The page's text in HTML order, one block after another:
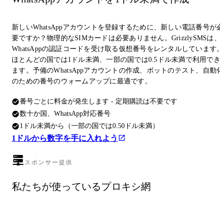
新しいWhatsAppアカウントを登録するために、新しい電話番号が
要ですか？物理的なSIMカードは必要ありません。GrizzlySMSは
WhatsAppの認証コードを受け取る仮想番号をレンタルしています
ほとんどの国では1ドル未満、一部の国では0.5ドル未満で利用でき
ます。予備のWhatsAppアカウントの作成、ボットのテスト、自動
のための番号のウォームアップに最適です。
番号ごとに料金が発生します - 定期購読は不要です
数十か国、WhatsApp対応番号
1ドル未満から（一部の国では0.50ドル未満）
1ドルから数字を手に入れよう
スポンサー提供
私たちが使っているプロキシ網